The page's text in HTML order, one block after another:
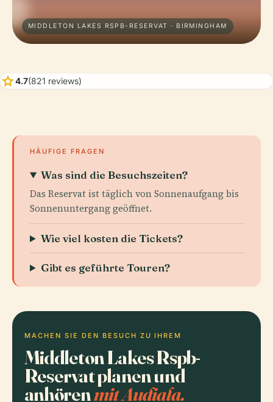
MIDDLETON LAKES RSPB-RESERVAT · BIRMINGHAM
star4.7(821 reviews)
HÄUFIGE FRAGEN
Was sind die Besuchszeiten?
Das Reservat ist täglich von Sonnenaufgang bis
Sonnenuntergang geöffnet.
Wie viel kosten die Tickets?
Gibt es geführte Touren?
MACHEN SIE DEN BESUCH ZU IHREM
Middleton Lakes Rspb-
Reservat planen und
anhörenmit Audiala.